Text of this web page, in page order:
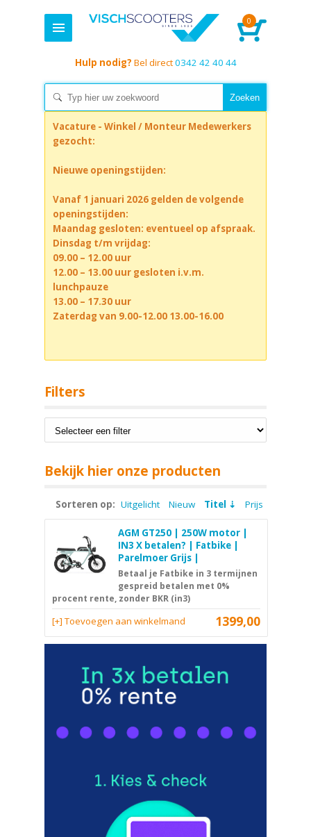
0
Hulp nodig? Bel direct0342 42 40 44
Vacature - Winkel / Monteur Medewerkers
gezocht:
Nieuwe openingstijden:
Vanaf 1 januari 2026 gelden de volgende
openingstijden:
Maandag gesloten: eventueel op afspraak.
Dinsdag t/m vrijdag:
09.00 – 12.00 uur
12.00 – 13.00 uur gesloten i.v.m.
lunchpauze
13.00 – 17.30 uur
Zaterdag van 9.00-12.00 13.00-16.00
Filters
Bekijk hier onze producten
Sorteren op: Uitgelicht Nieuw Titel Prijs
AGM GT250 | 250W motor |
IN3 X betalen? | Fatbike |
Parelmoer Grijs |
Betaal je Fatbike in 3 termijnen
gespreid betalen met 0%
procent rente, zonder BKR (in3)
1399,00
[+] Toevoegen aan winkelmand